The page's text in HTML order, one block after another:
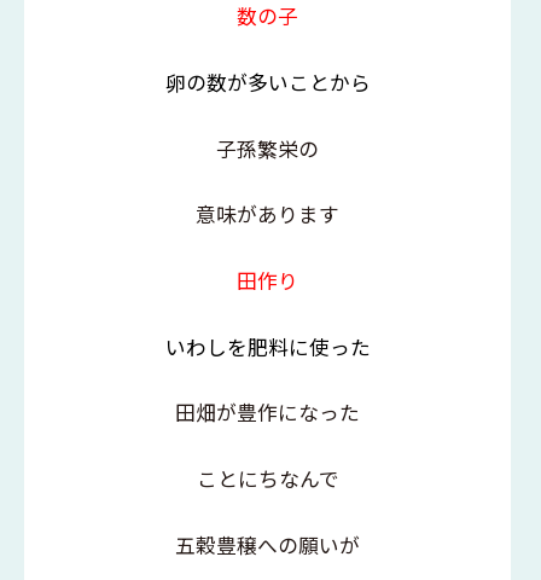
数の子
卵の数が多いことから
子孫繁栄の
意味があります
田作り
いわしを肥料に使った
田畑が豊作になった
ことにちなんで
五穀豊穣への願いが